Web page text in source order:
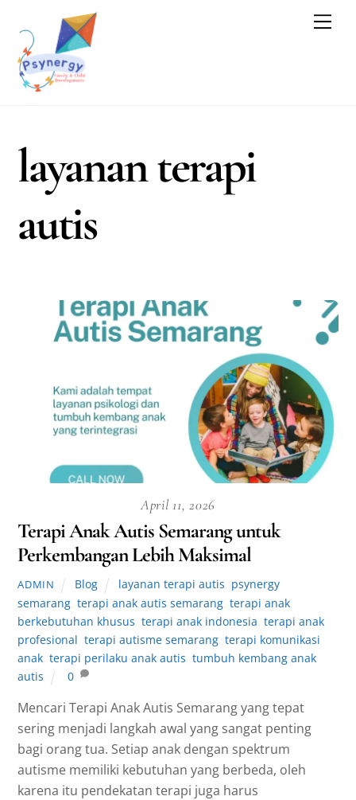
content
layanan terapi
autis
April 11, 2026
Terapi Anak Autis Semarang untuk
Perkembangan Lebih Maksimal
ADMIN Blog layanan terapi autis psynergy
semarang ,terapi anak autis semarang ,terapi anak
berkebutuhan khusus ,terapi anak indonesia ,terapi anak
profesional ,terapi autisme semarang ,terapi komunikasi
anak ,terapi perilaku anak autis ,tumbuh kembang anak
autis
0
Mencari Terapi Anak Autis Semarang yang tepat
sering menjadi langkah awal yang sangat penting
bagi orang tua. Setiap anak dengan spektrum
autisme memiliki kebutuhan yang berbeda, oleh
karena itu pendekatan terapi juga harus